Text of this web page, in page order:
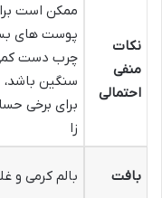
نکات
منفی
احتمالی
ممکن است
پوست های
چرب دست
سنگین باشد،
برای برخی
زا
بافت بالم کرمی و